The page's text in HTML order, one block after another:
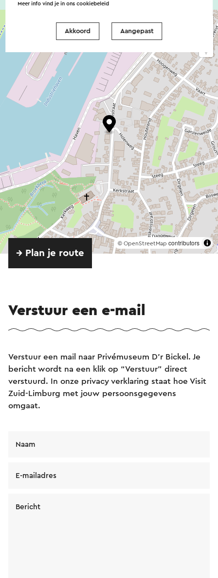
© OpenStreetMap contributors
→ Plan je route
Verstuur een e-mail
Verstuur een mail naar Privémuseum D'r Bickel. Je
bericht wordt na een klik op “Verstuur” direct
verstuurd. In onze privacy verklaring staat hoe Visit
Zuid-Limburg met jouw persoonsgegevens
omgaat.
Naam
E-mailadres
Bericht
Meer info vind je in onscookiebeleid
Akkoord Aangepast